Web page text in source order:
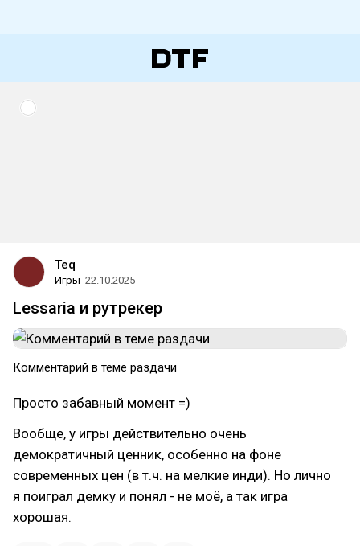
Teq
Игры 22.10.2025
Lessaria и рутрекер
Комментарий в теме раздачи
Просто забавный момент =)
Вообще, у игры действительно очень
демократичный ценник, особенно на фоне
современных цен (в т.ч. на мелкие инди). Но лично
я поиграл демку и понял - не моё, а так игра
хорошая.